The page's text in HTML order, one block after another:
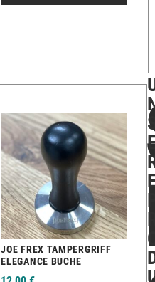
JOE FREX TAMPERGRIFF
ELEGANCE BUCHE